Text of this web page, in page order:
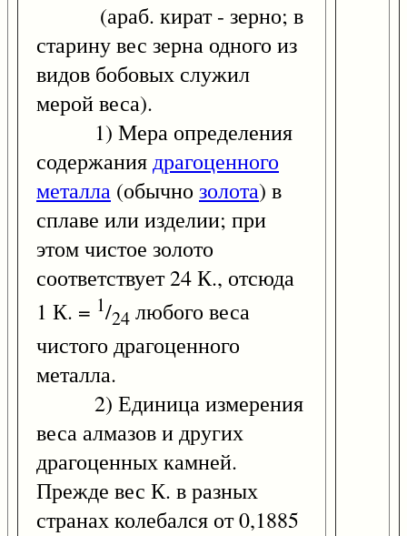
(араб. кират - зерно; в
старину вес зерна одного из
видов бобовых служил
мерой веса).
1) Мера определения
содержаниядрагоценного
металла (обычно золота) в
сплаве или изделии; при
этом чистое золото
соответствует 24 К., отсюда
1 К. = 1/24 любого веса
чистого драгоценного
металла.
2) Единица измерения
веса алмазов и других
драгоценных камней.
Прежде вес К. в разных
странах колебался от 0,1885